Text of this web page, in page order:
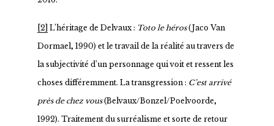
[2] L’héritage de Delvaux : Toto le héros(Jaco Van
Dormael, 1990) et le travail de la réalité au travers de
la subjectivité d’un personnage qui voit et ressent les
choses différemment. La transgression : C’est arrivé
près de chez vous(Belvaux/Bonzel/Poelvoorde,
1992). Traitement du surréalisme et sorte de retour